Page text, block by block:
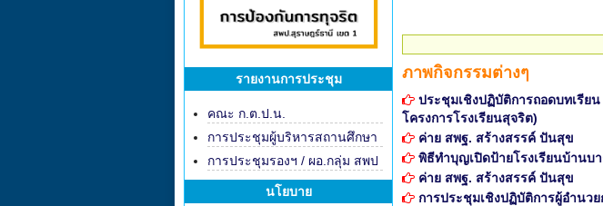
รายงานการประชุม
คณะ ก.ต.ป.น.
การประชุมผู้บริหารสถานศึกษา
การประชุมรองฯ / ผอ.กลุ่ม สพป
นโยบาย
ภาพกิจกรรมต่างๆ
ประชุมเชิงปฏิบัติการถอดบทเรีย
โครงการโรงเรียนสุจริต)
ค่าย สพฐ. สร้างสรรค์ ปันสุข
พิธีทำบุญเปิดป้ายโรงเรียนบ้านบา
ค่าย สพฐ. สร้างสรรค์ ปันสุข
การประชุมเชิงปฏิบัติการผู้อำนว